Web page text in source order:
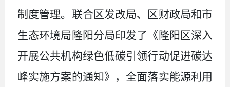
制度管理。联合区发改局、区财政局和市
生态环境局隆阳分局印发了《隆阳区深入
开展公共机构绿色低碳引领行动促进碳达
峰实施方案的通知》，全面落实能源利用